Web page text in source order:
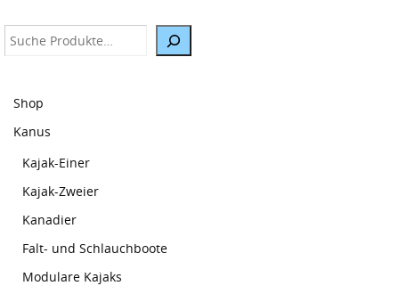
Suche
Shop
Kanus
Kajak-Einer
Kajak-Zweier
Kanadier
Falt- und Schlauchboote
Modulare Kajaks